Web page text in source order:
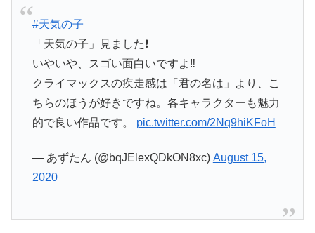
#天気の子
「天気の子」見ました❗
いやいや、スゴい面白いですよ‼️
クライマックスの疾走感は「君の名は」より、こ
ちらのほうが好きですね。各キャラクターも魅力
的で良い作品です。 pic.twitter.com/2Nq9hiKFoH
— あずたん (@bqJElexQDkON8xc) August 15,
2020